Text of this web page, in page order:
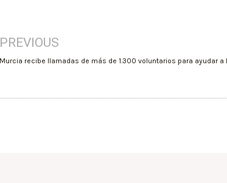
PREVIOUS